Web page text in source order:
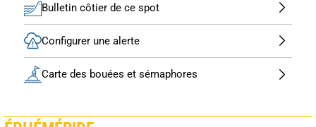
Bulletin côtier de ce spot
Configurer une alerte
Carte des bouées et sémaphores